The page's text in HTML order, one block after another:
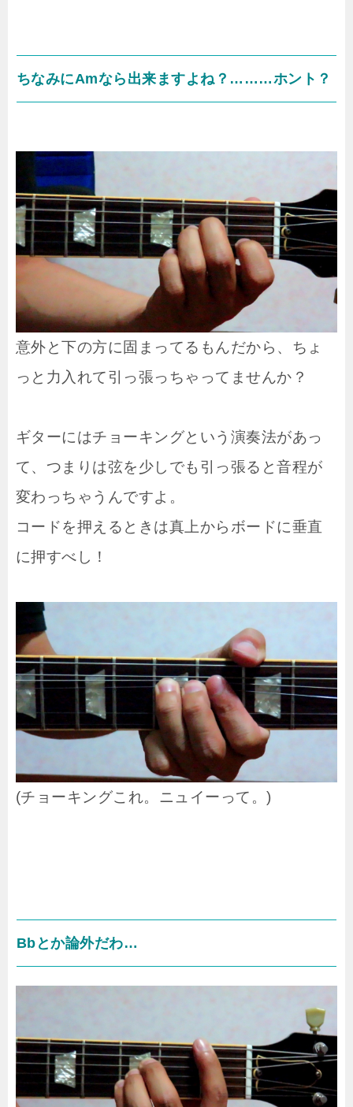
ちなみにAmなら出来ますよね？………ホント？
意外と下の方に固まってるもんだから、ちょ
っと力入れて引っ張っちゃってませんか？
ギターにはチョーキングという演奏法があっ
て、つまりは弦を少しでも引っ張ると音程が
変わっちゃうんですよ。
コードを押えるときは真上からボードに垂直
に押すべし！
(チョーキングこれ。ニュイーって。)
Bbとか論外だわ…